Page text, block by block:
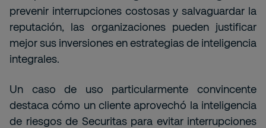
prevenir interrupciones costosas y salvaguardar la
reputación, las organizaciones pueden justificar
mejor sus inversiones en estrategias de inteligencia
integrales.
Un caso de uso particularmente convincente
destaca cómo un cliente aprovechó la inteligencia
de riesgos de Securitas para evitar interrupciones